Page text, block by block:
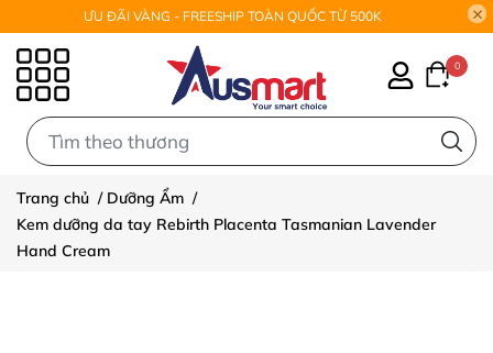
ƯU ĐÃI VÀNG - FREESHIP TOÀN QUỐC TỪ 500K
0
Trang chủ / Dưỡng Ẩm /
Kem dưỡng da tay Rebirth Placenta Tasmanian Lavender
Hand Cream